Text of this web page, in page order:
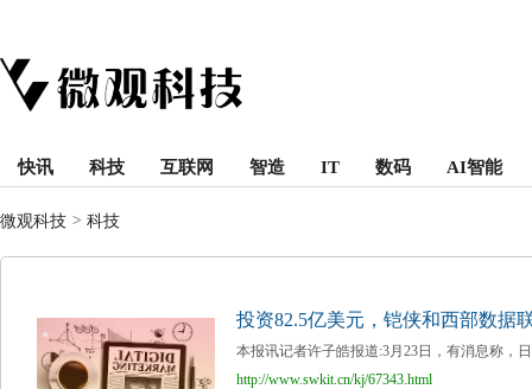
快讯 科技 互联网 智造 IT 数码 AI智能
微观科技 > 科技
投资82.5亿美元，铠侠和西部数据
本报讯记者许子皓报道:3月23日，有消息称，
http://www.swkit.cn/kj/67343.html